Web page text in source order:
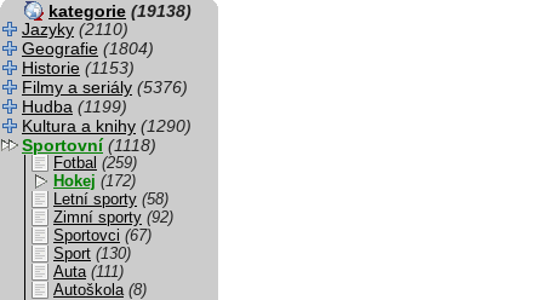
kategorie (19138)
Jazyky (2110)
Geografie (1804)
Historie (1153)
Filmy a seriály (5376)
Hudba (1199)
Kultura a knihy (1290)
Sportovní (1118)
Fotbal (259)
Hokej (172)
Letní sporty (58)
Zimní sporty (92)
Sportovci (67)
Sport (130)
Auta (111)
Autoškola (8)